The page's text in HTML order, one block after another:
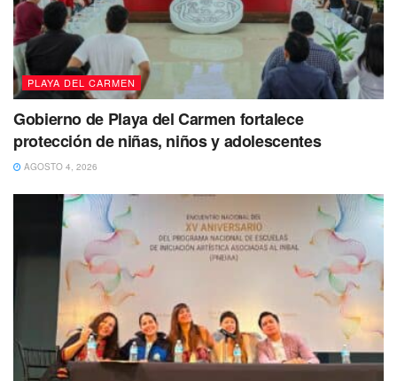
medio de la realización de deporte y la convivencia.
En el primer torneo de “Juntos por la Salud” participaron un
total de 21 equipos, 14 varoniles, cinco mixtos y dos
femeniles, arrancando el encuentro con el enfrentamiento
de los equipos de “Deportes” vs “FC Imagen” en la cancha
1 y “Real Jurídico” vs “Mejora Regulatoria” en la cancha 2.
PLAYA DEL CARMEN
Gobierno de Playa del Carmen fortalece
protección de niñas, niños y adolescentes
AGOSTO 4, 2026